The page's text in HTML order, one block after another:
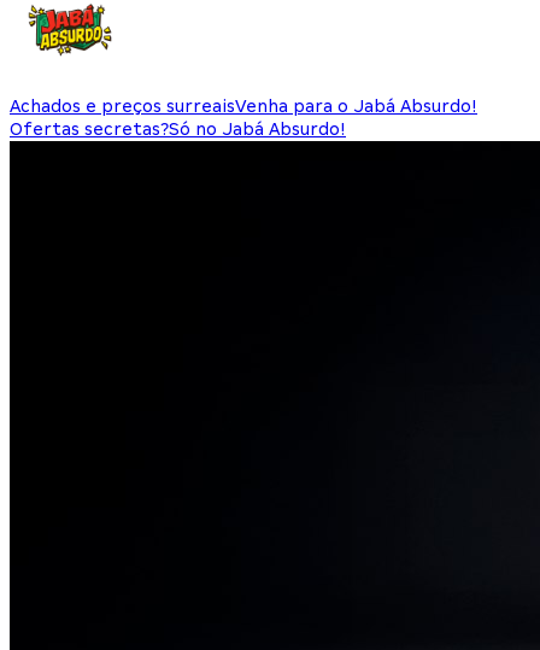
Achados e preços surreaisVenha para o Jabá Absurdo!
Ofertas secretas?Só no Jabá Absurdo!